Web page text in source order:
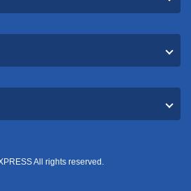
All rights reserved.